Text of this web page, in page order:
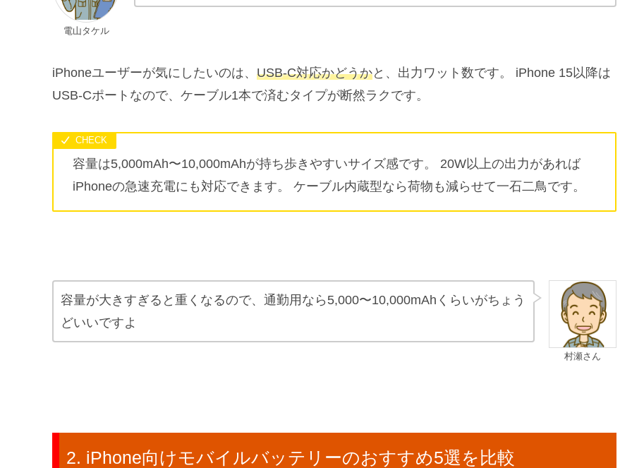
電山タケル
iPhoneユーザーが気にしたいのは、 USB-C対応かどうかと、出力ワット数です。 iPhone 15以降は
USB-Cポートなので、ケーブル1本で済むタイプが断然ラクです。
容量は5,000mAh〜10,000mAhが持ち歩きやすいサイズ感です。 20W以上の出力があれば
iPhoneの急速充電にも対応できます。 ケーブル内蔵型なら荷物も減らせて一石二鳥です。
村瀬さん
容量が大きすぎると重くなるので、通勤用なら5,000〜10,000mAhくらいがちょう
どいいですよ
iPhone向けモバイルバッテリーのおすすめ5選を比較